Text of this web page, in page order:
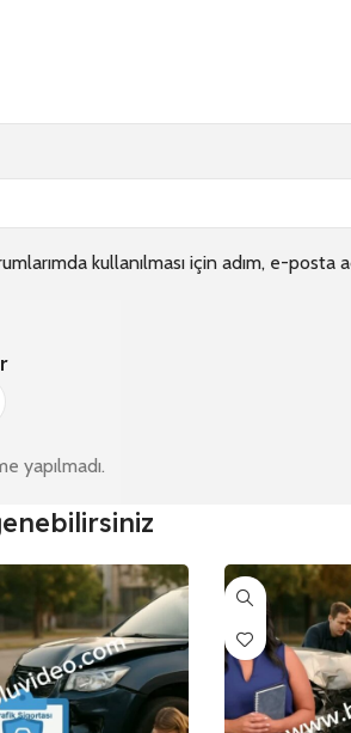
yapılmadı.
kullanılması için adım, e-